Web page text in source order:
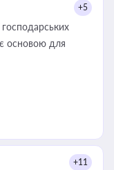
+5
господарських
є основою для
+11